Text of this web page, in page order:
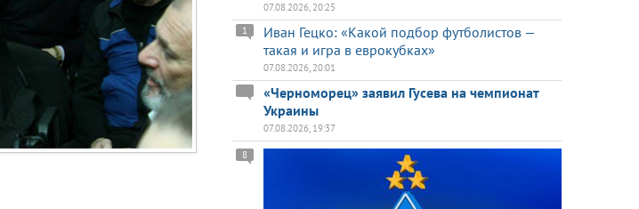
07.08.2026, 20:25
Иван Гецко: «Какой подбор футболистов —
такая и игра в еврокубках»
1
07.08.2026, 20:01
«Черноморец» заявил Гусева на чемпионат
Украины
07.08.2026, 19:37
8